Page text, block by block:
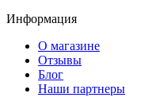
Информация
О магазине
Отзывы
Блог
Наши партнеры